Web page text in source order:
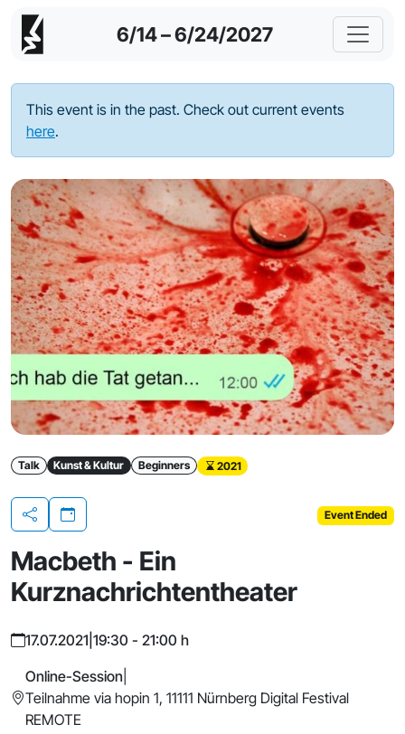
6/14 – 6/24/2027
This event is in the past. Check out current events
here.
Talk Kunst & Kultur Beginners 2021
Share
Event Ended
Macbeth - Ein
Kurznachrichtentheater
17.07.2021 19:30 - 21:00 h
Online-Session
Teilnahme via hopin 1, 11111 Nürnberg Digital Festival
REMOTE